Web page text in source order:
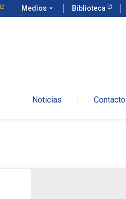
Medios arrow_drop_down Biblioteca
Noticias Contacto